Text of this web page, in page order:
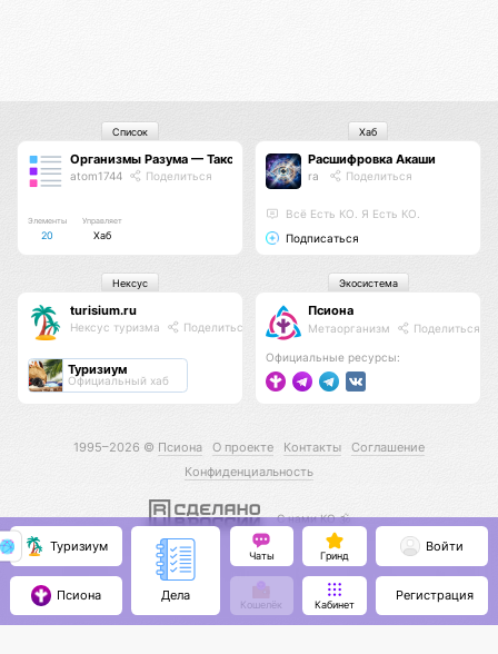
Организмы Разума — Таксономия Жизни
atom1744 Поделиться
Элементы
20
Управляет
Хаб
Список
Расшифровка Акаши
ra Поделиться
Всё Есть КО. Я Есть КО.
Подписаться
Хаб
turisium.ru
Нексус туризма Поделиться
Туризиум
Официальный хаб
Нексус
Псиона
Метаорганизм Поделиться
Официальные ресурсы:
Экосистема
1995–2026 © Псиона О проекте Контакты
Соглашение
Конфиденциальность
С нами КО 🕉️
Туризиум
Псиона Дела
Чаты Гринд
Кошелёк Кабинет
Войти
Регистрация